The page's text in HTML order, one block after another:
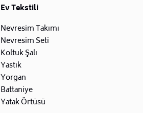
Ev Tekstili
Nevresim Takımı
Nevresim Seti
Koltuk Şalı
Yastık
Yorgan
Battaniye
Yatak Örtüsü